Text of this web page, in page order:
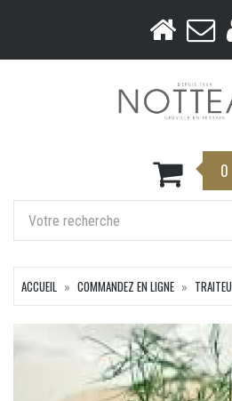
0
ACCUEIL COMMANDEZ EN LIGNE